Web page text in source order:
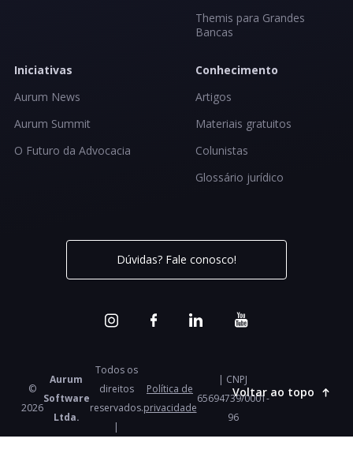
Themis para Grandes
Bancas
Iniciativas
Aurum News
Aurum Summit
O Futuro da Advocacia
Conhecimento
Artigos
Materiais gratuitos
Colunistas
Glossário jurídico
Dúvidas? Fale conosco!
©
2026
Aurum
Software
Ltda.
Todos os
direitos
reservados.
|
Política de
privacidade
| CNPJ
65694739/0001-
96
Voltar ao topo